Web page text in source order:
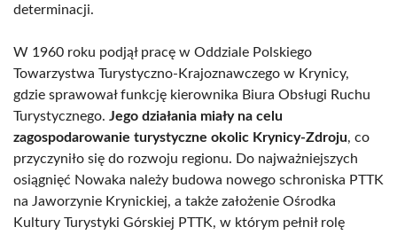
determinacji.
W 1960 roku podjął pracę w Oddziale Polskiego
Towarzystwa Turystyczno-Krajoznawczego w Krynicy,
gdzie sprawował funkcję kierownika Biura Obsługi Ruchu
Turystycznego. Jego działania miały na celu
zagospodarowanie turystyczne okolic Krynicy-Zdroju, co
przyczyniło się do rozwoju regionu. Do najważniejszych
osiągnięć Nowaka należy budowa nowego schroniska PTTK
na Jaworzynie Krynickiej, a także założenie Ośrodka
Kultury Turystyki Górskiej PTTK, w którym pełnił rolę